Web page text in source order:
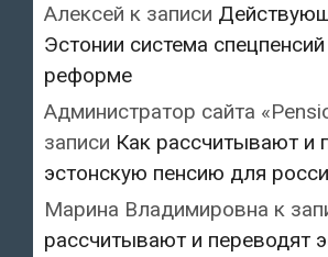
Алексей к записи
Эстонии система
реформе
Администратор сайта
записи Как рассчитывают и
эстонскую пенсию для
Марина Владимировна к
рассчитывают и переводят